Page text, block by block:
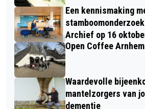
Een kennismaking
Archief op 16
Open Coffee
Waardevolle
mantelzorgers van
dementie